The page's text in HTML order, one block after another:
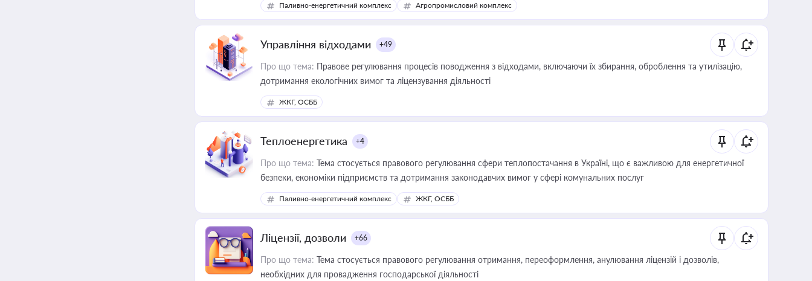
Паливно-енергетичний комплекс Агропромисловий комплекс
Управління відходами +49
Про що тема: Правове регулювання процесів поводження з відходами, включаючи їх збирання, оброблення та утилізацію,
дотримання екологічних вимог та ліцензування діяльності
ЖКГ, ОСББ
Теплоенергетика +4
Про що тема: Тема стосується правового регулювання сфери теплопостачання в Україні, що є важливою для енергетичної
безпеки, економіки підприємств та дотримання законодавчих вимог у сфері комунальних послуг
Паливно-енергетичний комплекс ЖКГ, ОСББ
Ліцензії, дозволи +66
Про що тема: Тема стосується правового регулювання отримання, переоформлення, анулювання ліцензій і дозволів,
необхідних для провадження господарської діяльності